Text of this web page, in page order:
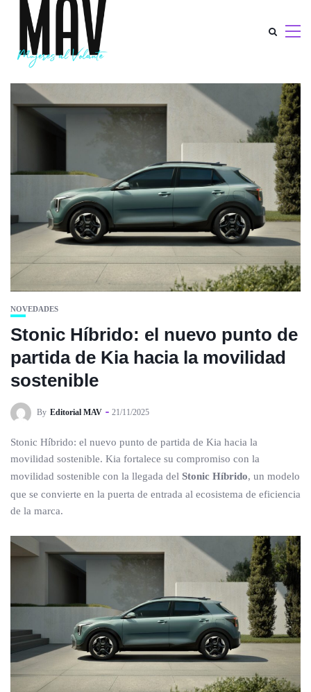
NOVEDADES
Stonic Híbrido: el nuevo punto de
partida de Kia hacia la movilidad
sostenible
By Editorial MAV 21/11/2025
Stonic Híbrido: el nuevo punto de partida de Kia hacia la
movilidad sostenible. Kia fortalece su compromiso con la
movilidad sostenible con la llegada del Stonic Híbrido, un modelo
que se convierte en la puerta de entrada al ecosistema de eficiencia
de la marca.